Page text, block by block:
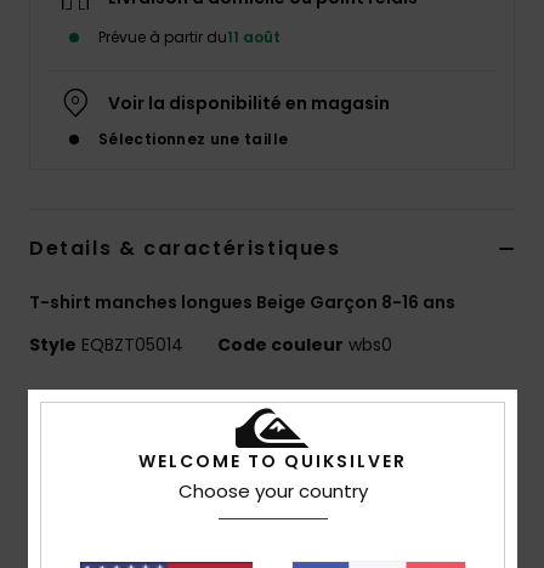
Prévue à partir du11 août
Voir la disponibilité en magasin
Sélectionnez une taille
Details & caractéristiques
T-shirt manches longues Beige Garçon 8-16 ans
Style EQBZT05014 Code couleur wbs0
Caractéristiques
T-shirt manches longues
Coton recyclé : 25 % de coton recyclé issu de
WELCOME TO QUIKSILVER
Choose your country